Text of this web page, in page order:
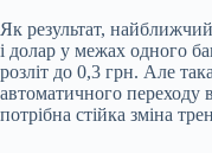
Як результат,
і долар у межах одного
розліт до 0,3 грн. Але
автоматичного переходу
потрібна стійка зміна